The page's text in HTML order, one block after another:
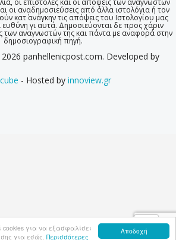
Αποδοχή
cookies για να εξασφαλίσει
για εσάς. Περισσότερες
οι επιστολές και οι απόψεις των αναγνωστών
οι αναδημοσιεύσεις από άλλα ιστολόγια ή τον
κατ΄ ανάγκην τις απόψεις του Ιστολογίου μας
ευθύνη γι αυτά. Δημοσιεύονται δε προς χάριν
των αναγνωστών της και πάντα με αναφορά στην
δημοσιογραφική πηγή.
panhellenicpost.com. Developed by
- Hosted by innoview.gr